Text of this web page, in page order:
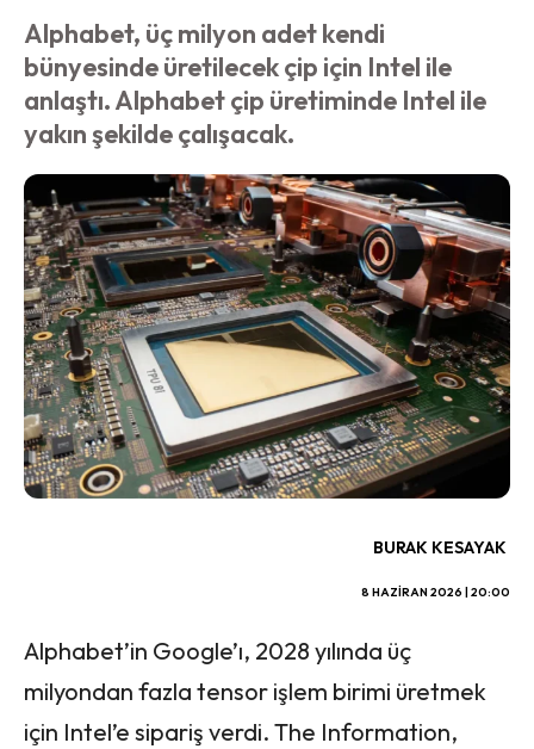
Alphabet, üç milyon adet kendi
bünyesinde üretilecek çip için Intel ile
anlaştı. Alphabet çip üretiminde Intel ile
yakın şekilde çalışacak.
BURAK KESAYAK
8 HAZIRAN 2026 | 20:00
Alphabet’in Google’ı, 2028 yılında üç
milyondan fazla tensor işlem birimi üretmek
için Intel’e sipariş verdi. The Information,